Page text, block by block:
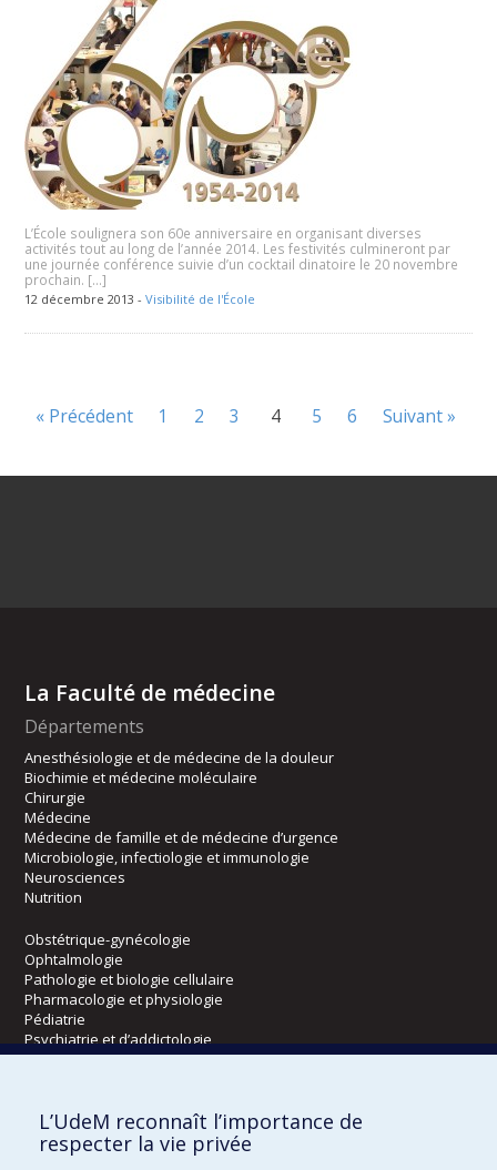
L’École soulignera son 60e anniversaire en organisant diverses
activités tout au long de l’année 2014. Les festivités culmineront par
une journée conférence suivie d’un cocktail dinatoire le 20 novembre
prochain. […]
12 décembre 2013 -Visibilité de l'École
« Précédent 1 2 3 4 5 6 Suivant »
La Faculté de médecine
Départements
Anesthésiologie et de médecine de la douleur
Biochimie et médecine moléculaire
Chirurgie
Médecine
Médecine de famille et de médecine d’urgence
Microbiologie, infectiologie et immunologie
Neurosciences
Nutrition
Obstétrique-gynécologie
Ophtalmologie
Pathologie et biologie cellulaire
Pharmacologie et physiologie
Pédiatrie
Psychiatrie et d’addictologie
Radiologie, radio-oncologie et médecine nucléaire
Écoles
L’UdeM reconnaît l’importance de
respecter la vie privée